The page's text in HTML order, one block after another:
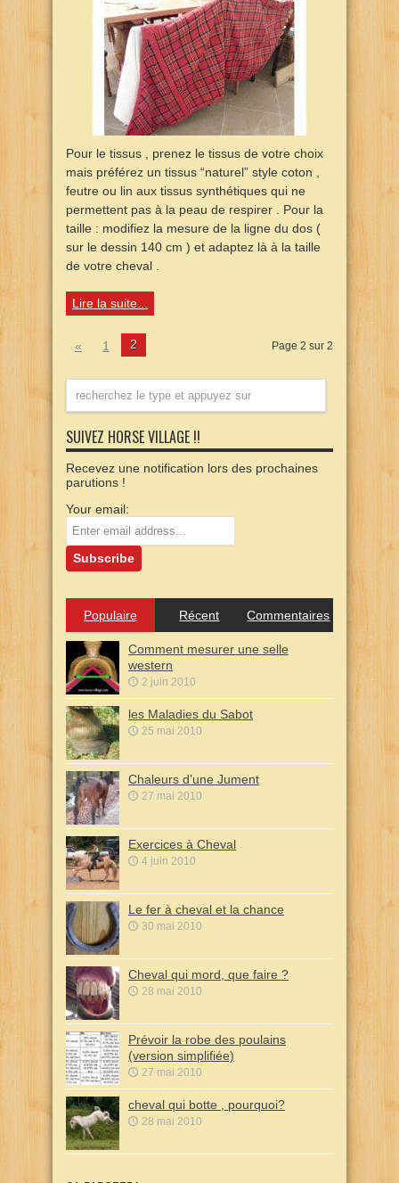
Pour le tissus , prenez le tissus de votre choix
mais préférez un tissus “naturel” style coton ,
feutre ou lin aux tissus synthétiques qui ne
permettent pas à la peau de respirer . Pour la
taille : modifiez la mesure de la ligne du dos (
sur le dessin 140 cm ) et adaptez là à la taille
de votre cheval .
Lire la suite...
Page 2 sur 2
« 1 2
SUIVEZ HORSE VILLAGE !!
Recevez une notification lors des prochaines
parutions !
Your email:
Populaire Récent Commentaires
Comment mesurer une selle
western
2 juin 2010
les Maladies du Sabot
25 mai 2010
Chaleurs d’une Jument
27 mai 2010
Exercices à Cheval
4 juin 2010
Le fer à cheval et la chance
30 mai 2010
Cheval qui mord, que faire ?
28 mai 2010
Prévoir la robe des poulains
(version simplifiée)
27 mai 2010
cheval qui botte , pourquoi?
28 mai 2010